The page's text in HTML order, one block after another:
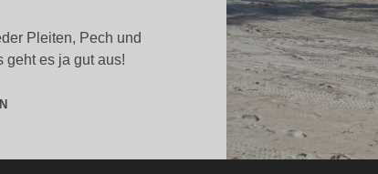
Pleiten, Pech und
geht es ja gut aus!